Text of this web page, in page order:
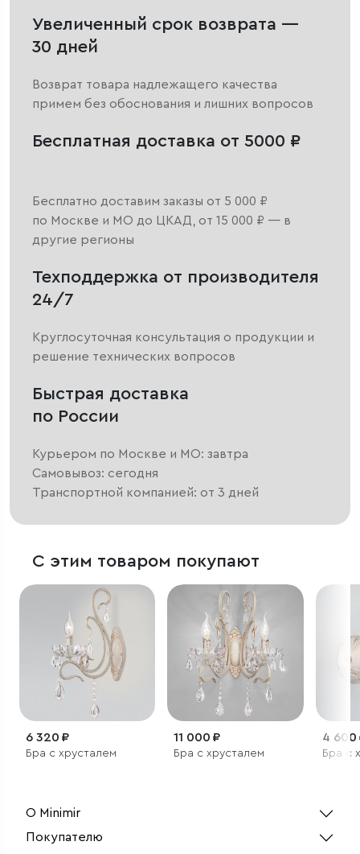
Увеличенный срок возврата —
30 дней
Возврат товара надлежащего качества
примем без обоснования и лишних вопросов
Бесплатная доставка от 5000 ₽
Бесплатно доставим заказы от 5 000 ₽
по Москве и МО до ЦКАД, от 15 000 ₽ — в
другие регионы
Техподдержка от производителя
24/7
Круглосуточная консультация о продукции и
решение технических вопросов
Быстрая доставка
по России
Курьером по Москве и МО: завтра
Самовывоз: сегодня
Транспортной компанией: от 3 дней
С этим товаром покупают
6 320 ₽
Бра с хрусталем
11 000 ₽
Бра с хрусталем
4 600
Бра с
О Minimir
Покупателю